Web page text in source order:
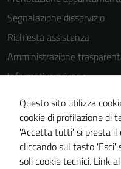
Segnalazione disservizio
Richiesta assistenza
Amministrazione
Informativa privacy
Cookie Policy
Note legali
Dichiarazione di accessibilità
Piano di miglioramento del
Questo sito utilizza
cookie di profilazione di
'Accetta tutti' si presta il
cliccando sul tasto
soli cookie tecnici. Link